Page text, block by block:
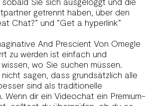
getrennt haben, über den
Chat?” und “Get a hyperlink”
And Prescient Von Omegle
zu werden ist einfach und
wo Sie suchen müssen.
sagen, dass grundsätzlich alle
sind als traditionelle
Wenn dir ein Videochat ein Premium-